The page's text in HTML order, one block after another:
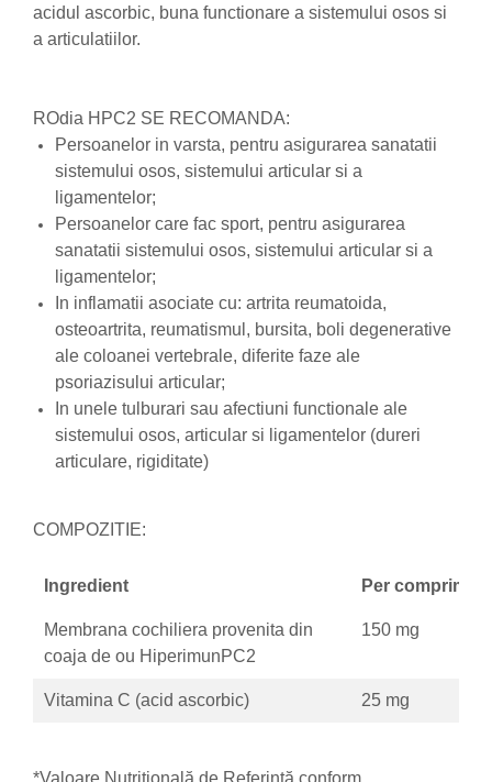
Romvac - Imunoinstant (20
Splash (10 produse)
Sunvita Group (2 produse)
The Bramton Company - Simple
Solution & Out! (8 produse)
Trixie (28 produse)
Vaco Retail sp.zo.o (3 produse)
Van Vliet The Candy Company BV
(8 produse)
Vet's Best (8 produse)
Vivil A. Muller GmbH & Co.Kg (22
produse)
Yuup! - Cosmetica Veneta (17
Zuluff Diapers (70 produse)
acidul ascorbic, buna functionare a sistemului osos si
a articulatiilor.
ROdia HPC2 SE RECOMANDA:
Persoanelor in varsta, pentru asigurarea sanatatii
sistemului osos, sistemului articular si a
ligamentelor;
Persoanelor care fac sport, pentru asigurarea
sanatatii sistemului osos, sistemului articular si a
ligamentelor;
In inflamatii asociate cu: artrita reumatoida,
osteoartrita, reumatismul, bursita, boli degenerative
ale coloanei vertebrale, diferite faze ale
psoriazisului articular;
In unele tulburari sau afectiuni functionale ale
sistemului osos, articular si ligamentelor (dureri
articulare, rigiditate)
COMPOZITIE:
Ingredient Per comprimat
Membrana cochiliera provenita din
coaja de ou HiperimunPC2
150 mg
Vitamina C (acid ascorbic) 25 mg
*Valoare Nutrițională de Referință conform